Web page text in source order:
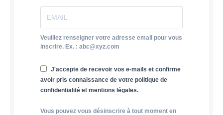
Veuillez renseigner votre adresse email pour vous
inscrire. Ex. : abc@xyz.com
J'accepte de recevoir vos e-mails et confirme
avoir pris connaissance de votre politique de
confidentialité et mentions légales.
Vous pouvez vous désinscrire à tout moment en